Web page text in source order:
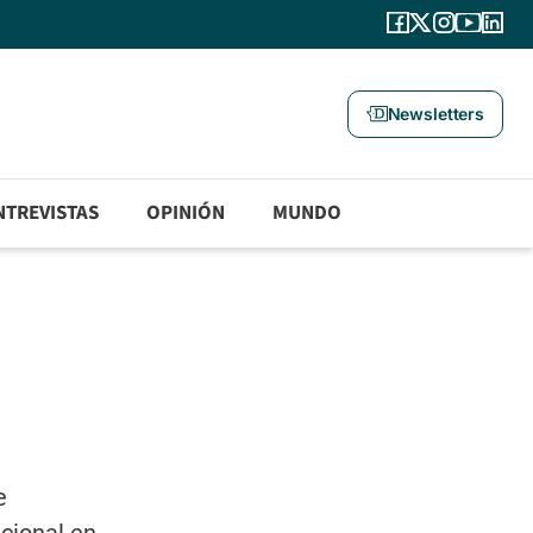
Newsletters
OPINIÓN MUNDO